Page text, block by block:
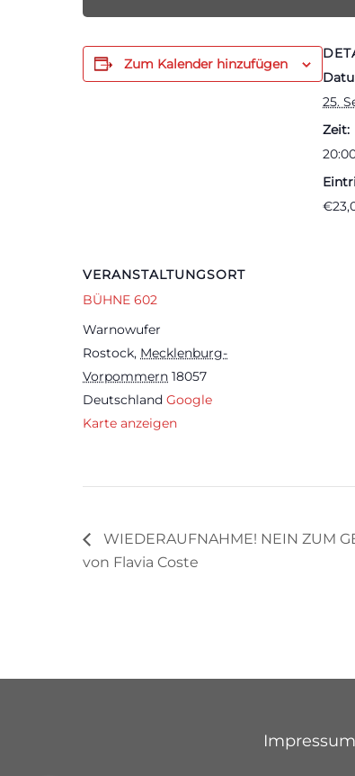
Zum Kalender hinzufügen
25.
Zeit:
VERANSTALTUNGSORT
BÜHNE 602
Warnowufer
Rostock, Mecklenburg-
Vorpommern 18057
Deutschland Google
Karte anzeigen
WIEDERAUFNAHME! NEIN ZUM
von Flavia Coste
Impressum